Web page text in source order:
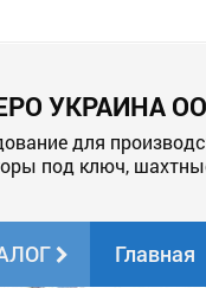
УКРАИНА
для
под ключ,
Главная